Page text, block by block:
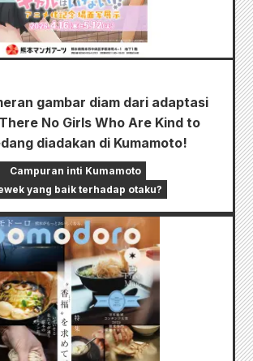
gambar diam dari adaptasi
No Girls Who Are Kind to
diadakan di Kumamoto!
Campuran inti Kumamoto
yang baik terhadap otaku?